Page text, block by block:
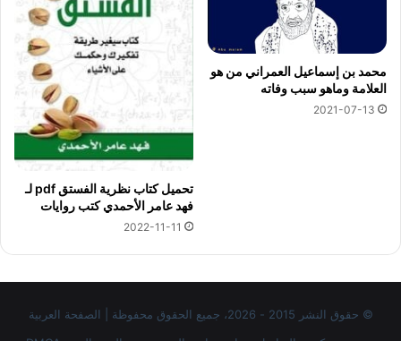
محمد بن إسماعيل العمراني من هو
العلامة وماهو سبب وفاته
2021-07-13
تحميل كتاب نظرية الفستق pdf لـ
فهد عامر الأحمدي كتب روايات
2022-11-11
© حقوق النشر 2015 - 2026، جميع الحقوق محفوظة | الصفحة العربية